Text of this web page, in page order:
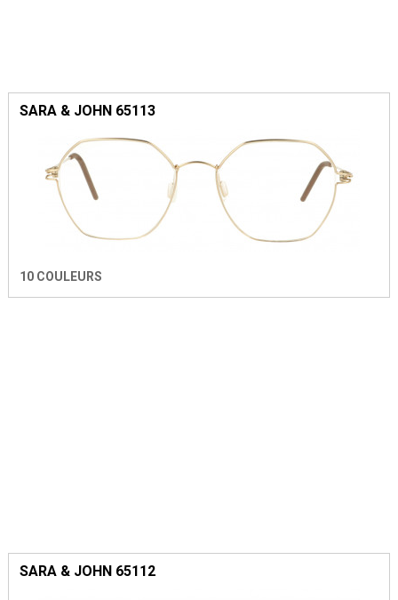
SARA & JOHN 65113
10 COULEURS
SARA & JOHN 65112